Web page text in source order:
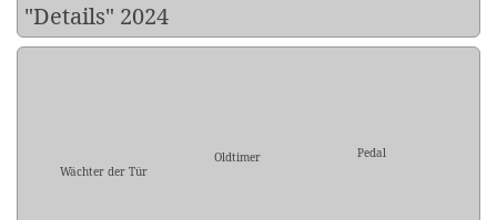
"Details" 2024
Wächter der Tür
Oldtimer Pedal